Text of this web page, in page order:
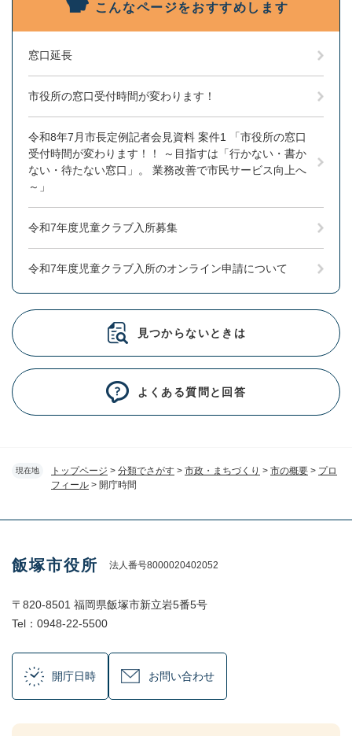
現在地 トップページ > 分類でさがす > 市政・まちづくり > 市の概要 > プロ
フィール > 開庁時間
こんなページをおすすめします
窓口延長
市役所の窓口受付時間が変わります！
令和8年7月市長定例記者会見資料 案件1 「市役所の窓口
受付時間が変わります！！ ～目指すは「行かない・書か
ない・待たない窓口」。 業務改善で市民サービス向上へ
～」
令和7年度児童クラブ入所募集
令和7年度児童クラブ入所のオンライン申請について
見つからないときは
よくある質問と回答
飯塚市役所 法人番号8000020402052
〒820-8501 福岡県飯塚市新立岩5番5号
Tel：0948-22-5500
開庁日時 お問い合わせ